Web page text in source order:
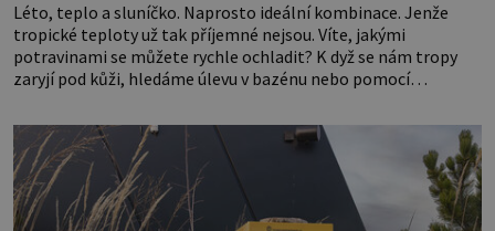
Léto, teplo a sluníčko. Naprosto ideální kombinace. Jenže
tropické teploty už tak příjemné nejsou. Víte, jakými
potravinami se můžete rychle ochladit? K dyž se nám tropy
zaryjí pod kůži, hledáme úlevu v bazénu nebo pomocí
Nemusíte však zoufat. Pokud budete mít promyšlený
jídelníček, žadné pařáky si na vás